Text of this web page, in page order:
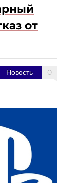
от
0
Новость